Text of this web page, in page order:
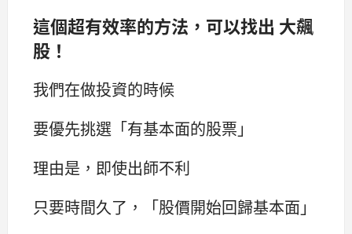
這個超有效率的方法，可以找出 大飆
股！
我們在做投資的時候
要優先挑選「有基本面的股票」
理由是，即使出師不利
只要時間久了，「股價開始回歸基本面」